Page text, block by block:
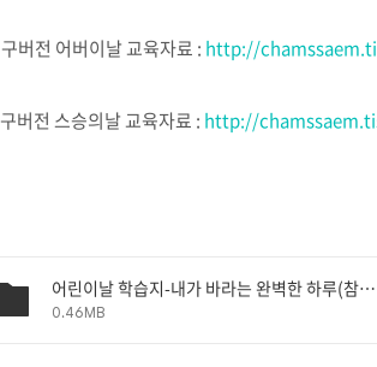
구버전 어버이날 교육자료 : http://
구버전 스승의날 교육자료 : http://
어린이날 학습지-내가 바라는 완벽한 하루(참쌤스쿨김희진).pdf
0.46MB